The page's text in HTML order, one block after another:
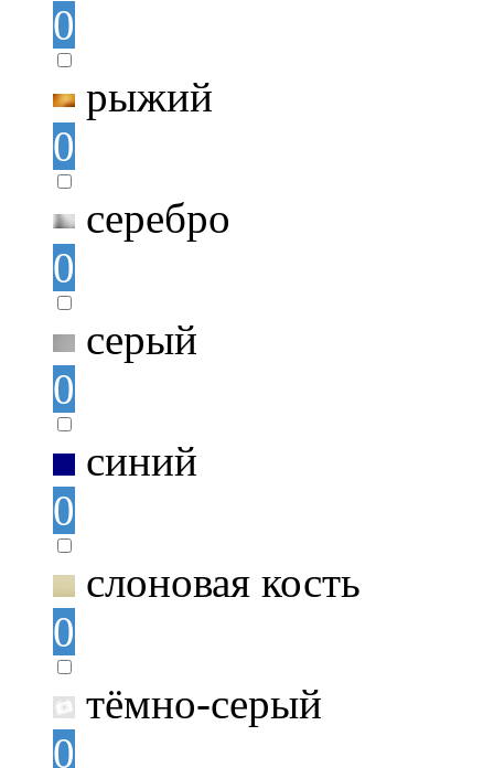
0
рыжий
0
серебро
0
серый
0
синий
0
слоновая кость
0
тёмно-серый
0